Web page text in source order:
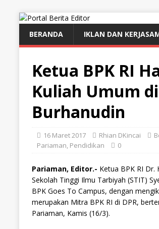
BERANDA IKLAN DAN
Ketua BPK RI
Kuliah Umum
Burhanudin
16 Maret 2017 Rhian DKincai
Pariaman, Pendidikan 0
Pariaman, Editor.- Ketua BPK RI Dr.
Sekolah Tinggi Ilmu Tarbiyah (STIT)
BPK Goes To Campus, dengan
merupakan Mitra BPK RI di DPR,
Pariaman, Kamis (16/3).